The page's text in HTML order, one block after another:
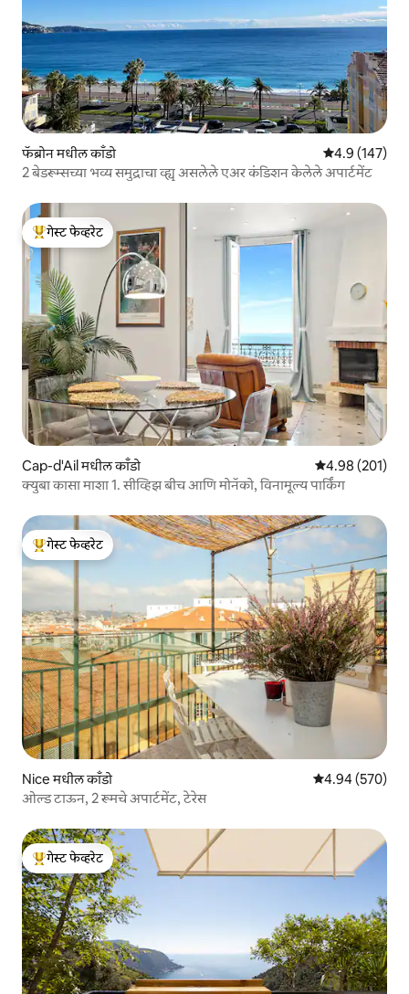
फॅब्रोन मधील काँडो 5 पैकी 4.9
4.9 (147)
2 बेडरूम्सच्या भव्य समुद्राचा व्ह्यू असलेले एअर कंडिशन केलेले अपार्टमेंट
टॉप गेस्ट फेव्हरेट
गेस्ट फेव्हरेट
Cap-d'Ail मधील काँडो 5 पैकी 4.98
4.98 (201)
क्युबा कासा माशा 1. सीव्हिझ बीच आणि मोनॅको, विनामूल्य पार्किंग
टॉप गेस्ट फेव्हरेट
गेस्ट फेव्हरेट
Nice मधील काँडो 5 पैकी 4.94
4.94 (570)
ओल्ड टाऊन, 2 रूमचे अपार्टमेंट, टेरेस
टॉप गेस्ट फेव्हरेट
गेस्ट फेव्हरेट